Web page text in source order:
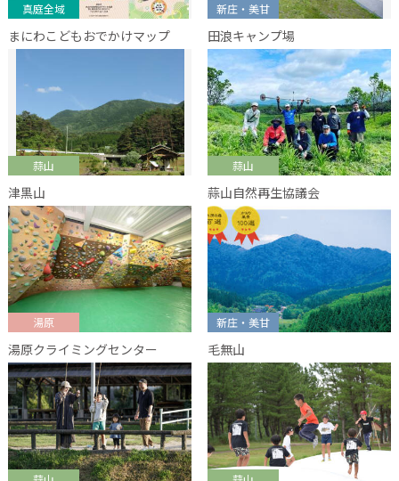
真庭全域
まにわこどもおでかけマップ
新庄・美甘
田浪キャンプ場
蒜山
津黒山
蒜山
蒜山自然再生協議会
湯原
湯原クライミングセンター
新庄・美甘
毛無山